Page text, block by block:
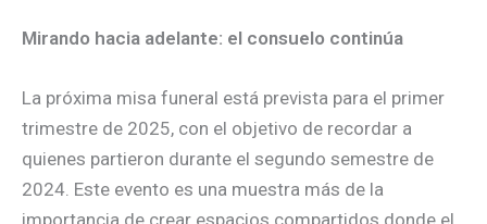
Mirando hacia adelante: el consuelo continúa
La próxima misa funeral está prevista para el primer
trimestre de 2025, con el objetivo de recordar a
quienes partieron durante el segundo semestre de
2024. Este evento es una muestra más de la